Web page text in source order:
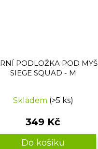
PODLOŽKA POD MYŠ
SIEGE SQUAD - M
Skladem (>5 ks)
349 Kč
Do košíku